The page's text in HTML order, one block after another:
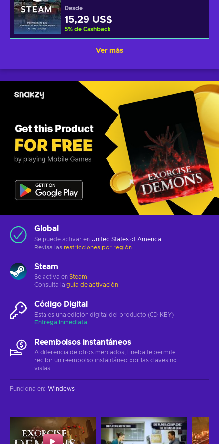
Desde
15,29 US$
5% de Cashback
Ver más
Global
Se puede activar en United States of America
Revisa las restricciones por región
Steam
Se activa en Steam
Consulta la guía de activación
Código Digital
Esta es una edición digital del producto (CD-KEY)
Entrega inmediata
Reembolsos instantáneos
A diferencia de otros mercados, Eneba te permite
recibir un reembolso instantáneo por las claves no
vistas.
Funciona en: Windows